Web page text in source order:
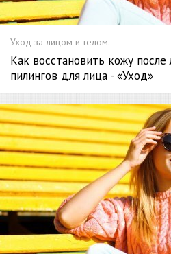
Уход за лицом и телом.
Как восстановить кожу
пилингов для лица - «Уход»